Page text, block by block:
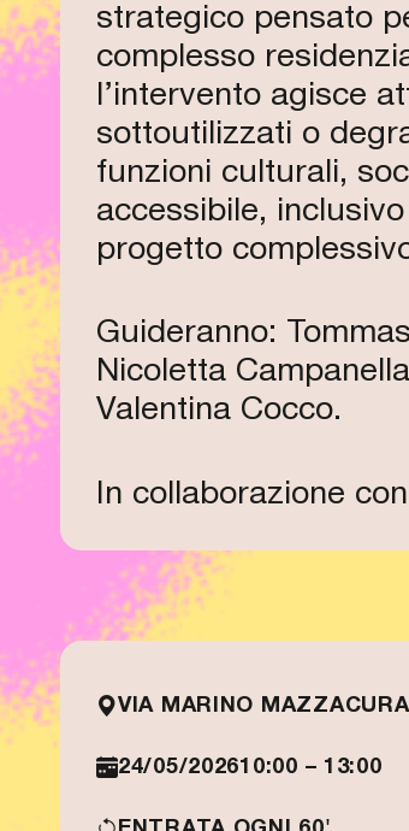
strategico pensato
complesso
l’intervento agisce
sottoutilizzati o
funzioni culturali,
accessibile,
progetto
Guideranno:
Nicoletta
Valentina Cocco.
In collaborazione
VIA MARINO
24/05/202610:00 – 13:00